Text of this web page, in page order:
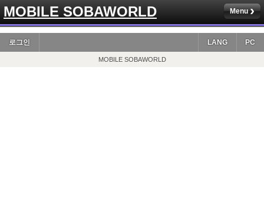
MOBILE SOBAWORLD Menu
로그인 PC
LANG
MOBILE SOBAWORLD